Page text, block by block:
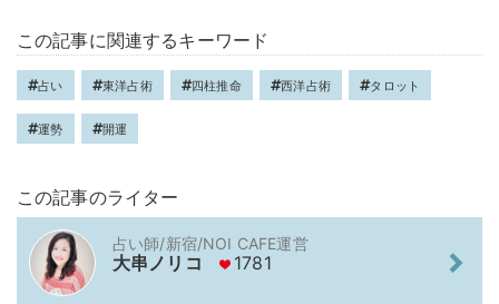
この記事に関連するキーワード
占い 東洋占術 四柱推命 西洋占術 タロット
運勢 開運
この記事のライター
占い師/新宿/NOI CAFE運営
大串ノリコ 1781